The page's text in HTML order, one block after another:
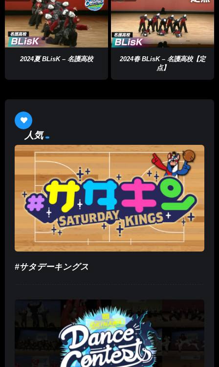
2024夏 BLisK – 名護高校
2024春 BLisK – 名護高校【定
点】
人気
#サタデーキングス